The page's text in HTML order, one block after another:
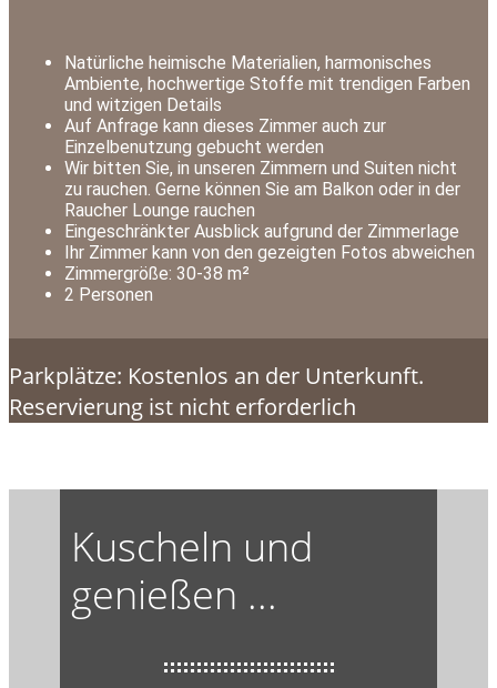
Natürliche heimische Materialien, harmonisches
Ambiente, hochwertige Stoffe mit trendigen Farben
und witzigen Details
Auf Anfrage kann dieses Zimmer auch zur
Einzelbenutzung gebucht werden
Wir bitten Sie, in unseren Zimmern und Suiten nicht
zu rauchen. Gerne können Sie am Balkon oder in der
Raucher Lounge rauchen
Eingeschränkter Ausblick aufgrund der Zimmerlage
Ihr Zimmer kann von den gezeigten Fotos abweichen
Zimmergröße: 30-38 m²
2 Personen
Parkplätze: Kostenlos an der Unterkunft.
Reservierung ist nicht erforderlich
Kuscheln und
genießen ...